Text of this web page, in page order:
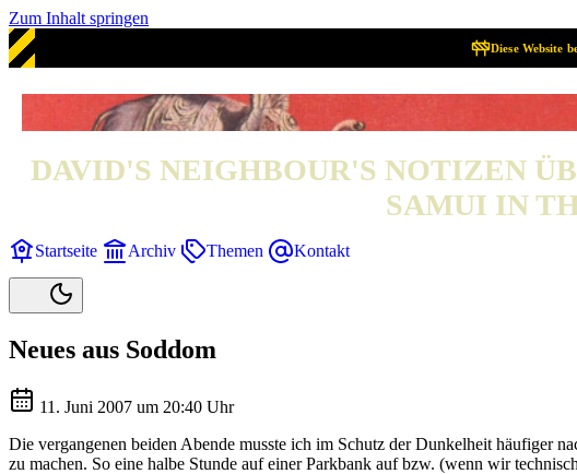
Zum Inhalt springen
Diese Website
DAVID'S NEIGHBOUR'S NOTIZEN
SAMUI IN
Startseite Archiv Themen Kontakt
Neues aus Soddom
11. Juni 2007 um 20:40 Uhr
Die vergangenen beiden Abende musste ich im Schutz der Dunkelheit häufiger
zu machen. So eine halbe Stunde auf einer Parkbank auf bzw. (wenn wir